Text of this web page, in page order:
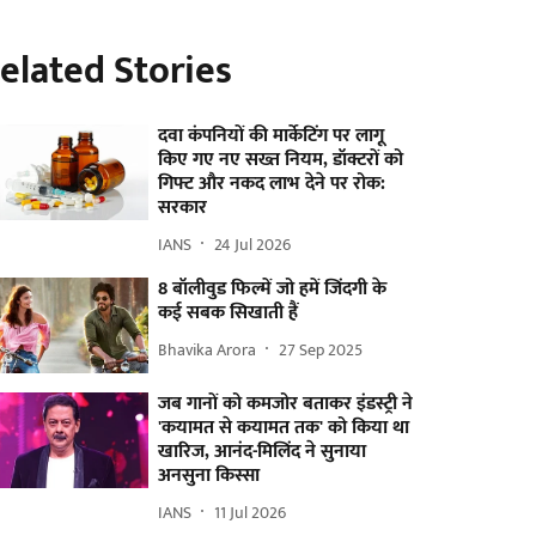
Stories
दवा कंपनियों की मार्केटिंग पर लागू
किए गए नए सख्त नियम, डॉक्टरों को
गिफ्ट और नकद लाभ देने पर रोक:
सरकार
IANS 24 Jul 2026
8 बॉलीवुड फिल्में जो हमें जिंदगी के
कई सबक सिखाती हैं
Bhavika Arora 27 Sep 2025
जब गानों को कमजोर बताकर इंडस्ट्री ने
'कयामत से कयामत तक' को किया था
खारिज, आनंद-मिलिंद ने सुनाया
अनसुना किस्सा
IANS 11 Jul 2026